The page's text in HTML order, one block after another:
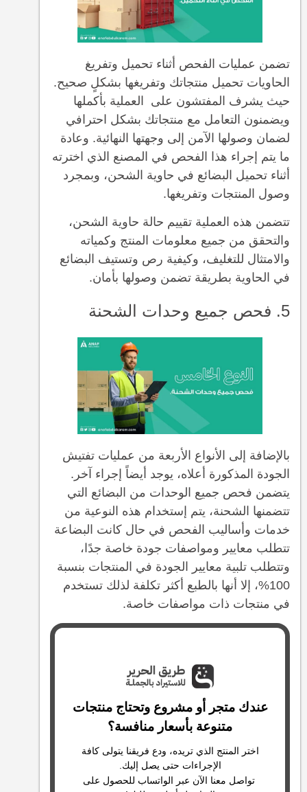
تضمن عمليات الفحص أثناء تحميل وتفريغ
الحاويات تحميل منتجاتك وتفريغها بشكلٍ صحيح.
حيث يشرف المفتشون على العملية بأكملها
ويضمنون التعامل مع منتجاتك بشكل احترافي
لضمان وصولها الآمن إلى وجهتها النهائية. وعادة
ما يتم إجراء هذا الفحص في المصنع الذي اخترته
أثناء تحميل البضائع في حاوية الشحن، وبمجرد
وصول المنتجات وتفريغها.
تتضمن هذه العملية تقييم حالة حاوية الشحن،
والتحقق من جميع معلومات المنتج وكمياته
والامتثال للتغليف، وكيفية رص وتستيف البضائع
في الحاوية بطريقة تضمن وصولها بأمان.
5. فحص جميع وحدات الشحنة
بالإضافة إلى الأنواع الأربعة من عمليات تفتيش
الجودة المذكورة أعلاه، يوجد أيضاً إجراء آخر.
يتضمن فحص جميع الوحدات من البضائع التي
تتضمنها الشحنة، يتم إستخدام هذه النوعية من
خدمات وأساليب الفحص في حال كانت البضاعة
تتطلب معايير ومواصفات جودة خاصة جدًا،
وتتطلب تلبية معايير الجودة في المنتجات بنسبة
100%، إلا أنها بالطبع أكثر تكلفة لذلك تستخدم
في منتجات ذات مواصفات خاصة.
عندك متجر أو مشروع وتحتاج منتجات
متنوعة بأسعار منافسة؟
اختر المنتج الذي تريده، ودع فريقنا يتولى كافة
الإجراءات حتى يصل إليك.
تواصل معنا الآن عبر الواتساب للحصول على